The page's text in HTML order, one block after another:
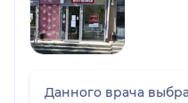
Данного врача